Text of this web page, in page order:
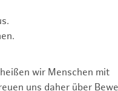
wir Menschen mit
uns daher über